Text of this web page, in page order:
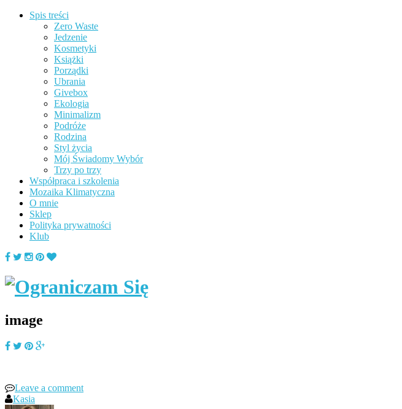
Spis treści
Zero Waste
Jedzenie
Kosmetyki
Książki
Porządki
Ubrania
Givebox
Ekologia
Minimalizm
Podróże
Rodzina
Styl życia
Mój Świadomy Wybór
Trzy po trzy
Współpraca i szkolenia
Mozaika Klimatyczna
O mnie
Sklep
Polityka prywatności
Klub
image
Leave a comment
Kasia